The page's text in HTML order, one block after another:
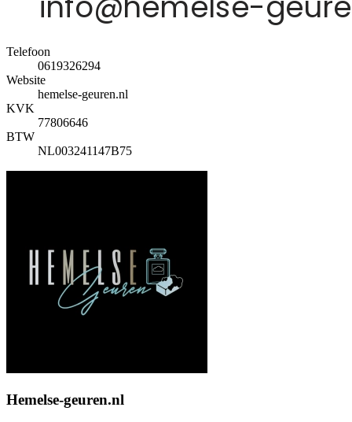
Telefoon
0619326294
Website
hemelse-geuren.nl
KVK
77806646
BTW
NL003241147B75
Hemelse-geuren.nl